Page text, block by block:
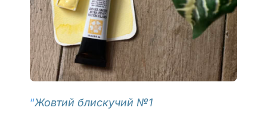
“Жовтий блискучий №1